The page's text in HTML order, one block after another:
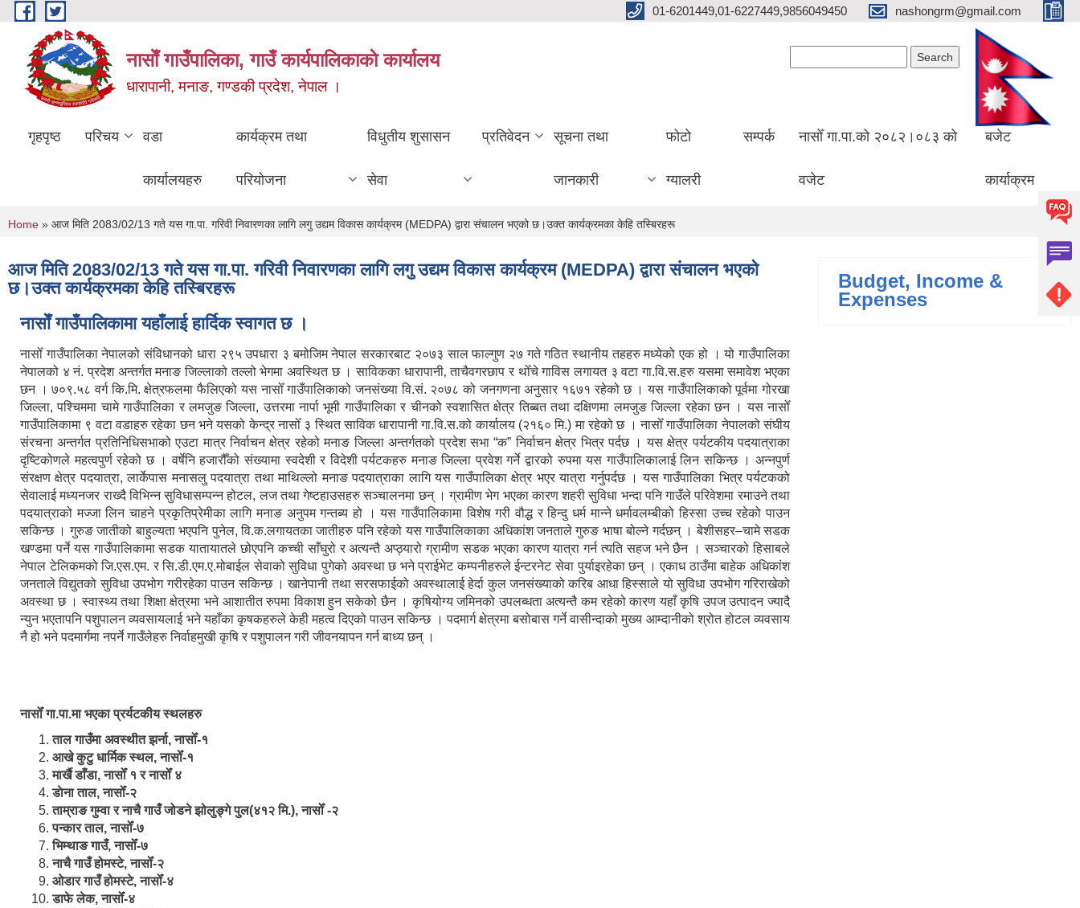
Skip to main content 01-6201449,01-6227449,9856049450 nashongrm@gmail.com
नासाेँ गाउँपालिका, गाउँ कार्यपालिकाकाे कार्यालय
धारापानी, मनाङ, गण्डकी प्रदेश, नेपाल ।
गृहपृष्ठ परिचय वडा
कार्यालयहरु
कार्यक्रम तथा
परियोजना
विधुतीय शुसासन
सेवा
प्रतिवेदन सूचना तथा
जानकारी
फोटो
ग्यालरी
सम्पर्क नासोँ गा.पा.को २०८२।०८३ को
वजेट
बजेट
कार्याक्रम
You are here
Home » आज मिति 2083/02/13 गते यस गा.पा. गरिवी निवारणका लागि लगु उद्यम विकास कार्यक्रम (MEDPA) द्वारा संचालन भएको छ।उक्त कार्यक्रमका केहि तस्बिरहरू
आज मिति 2083/02/13 गते यस गा.पा. गरिवी निवारणका लागि लगु उद्यम विकास कार्यक्रम (MEDPA) द्वारा संचालन भएको
छ।उक्त कार्यक्रमका केहि तस्बिरहरू
नासाेँ गाउँपालिकामा यहाँलाई हार्दिक स्वागत छ ।
नासोँ गाउँपालिका नेपालको संविधानको धारा २९५ उपधारा ३ बमोजिम नेपाल सरकारबाट २०७३ साल फाल्गुण २७ गते गठित स्थानीय तहहरु मध्येको एक हो । यो गाउँपालिका
नेपालको ४ नं. प्रदेश अन्तर्गत मनाङ जिल्लाको तल्लो भेगमा अवस्थित छ । साविकका धारापानी‚ ताचैवगरछाप र थोँचे गाविस लगायत ३ वटा गा.वि.स.हरु यसमा समावेश भएका
छन । ७०९.५८ वर्ग कि.मि. क्षेत्रफलमा फैलिएको यस नासोँ गाउँपालिकाको जनसंख्या वि.सं. २०७८ को जनगणना अनुसार १६७१ रहेको छ । यस गाउँपालिकाको पूर्वमा गोरखा
जिल्ला, पश्चिममा चामे गाउँपालिका र लमजुङ जिल्ला, उत्तरमा नार्पा भूमी गाउँपालिका र चीनको स्वशासित क्षेत्र तिब्बत तथा दक्षिणमा लमजुङ जिल्ला रहेका छन । यस नासोँ
गाउँपालिकामा ९ वटा वडाहरु रहेका छन भने यसको केन्द्र नासोँ ३ स्थित साविक धारापानी गा.वि.स.को कार्यालय (२१६० मि.) मा रहेको छ । नासोँ गाउँपालिका नेपालको संघीय
संरचना अन्तर्गत प्रतिनिधिसभाको एउटा मात्र निर्वाचन क्षेत्र रहेको मनाङ जिल्ला अन्तर्गतको प्रदेश सभा “क” निर्वाचन क्षेत्र भित्र पर्दछ । यस क्षेत्र पर्यटकीय पदयात्राका
दृष्टिकोणले महत्वपुर्ण रहेको छ । वर्षेनि हजारौँको संख्यामा स्वदेशी र विदेशी पर्यटकहरु मनाङ जिल्ला प्रवेश गर्ने द्वारको रुपमा यस गाउँपालिकालाई लिन सकिन्छ । अन्नपुर्ण
संरक्षण क्षेत्र पदयात्रा, लार्केपास मनासलु पदयात्रा तथा माथिल्लो मनाङ पदयात्राका लागि यस गाउँपालिका क्षेत्र भएर यात्रा गर्नुपर्दछ । यस गाउँपालिका भित्र पर्यटकको
सेवालाई मध्यनजर राख्दै विभिन्न सुविधासम्पन्न होटल, लज तथा गेष्टहाउसहरु सञ्चालनमा छन् । ग्रामीण भेग भएका कारण शहरी सुविधा भन्दा पनि गाउँले परिवेशमा रमाउने तथा
पदयात्राको मज्जा लिन चाहने प्रकृतिप्रेमीका लागि मनाङ अनुपम गन्तब्य हो । यस गाउँपालिकामा विशेष गरी वौद्ध र हिन्दु धर्म मान्ने धर्मावलम्बीको हिस्सा उच्च रहेको पाउन
सकिन्छ । गुरुङ जातीको बाहुल्यता भएपनि पुनेल, वि.क.लगायतका जातीहरु पनि रहेको यस गाउँपालिकाका अधिकांश जनताले गुरुङ भाषा बोल्ने गर्दछन् । बेशीसहर–चामे सडक
खण्डमा पर्ने यस गाउँपालिकामा सडक यातायातले छोएपनि कच्ची साँघुरो र अत्यन्तै अप्ठ्यारो ग्रामीण सडक भएका कारण यात्रा गर्न त्यति सहज भने छैन । सञ्चारको हिसाबले
नेपाल टेलिकमको जि.एस.एम. र सि.डी.एम.ए.मोबाईल सेवाको सुविधा पुगेको अवस्था छ भने प्राईभेट कम्पनीहरुले ईन्टरनेट सेवा पुर्याइरहेका छन् । एकाध ठाउँमा बाहेक अधिकांश
जनताले विद्युतको सुविधा उपभोग गरीरहेका पाउन सकिन्छ । खानेपानी तथा सरसफाईको अवस्थालाई हेर्दा कुल जनसंख्याको करिब आधा हिस्साले यो सुविधा उपभोग गरिराखेको
अवस्था छ । स्वास्थ्य तथा शिक्षा क्षेत्रमा भने आशातीत रुपमा विकाश हुन सकेको छैन । कृषियोग्य जमिनको उपलब्धता अत्यन्तै कम रहेको कारण यहाँ कृषि उपज उत्पादन ज्यादै
न्युन भएतापनि पशुपालन व्यवसायलाई भने यहाँका कृषकहरुले केही महत्व दिएको पाउन सकिन्छ । पदमार्ग क्षेत्रमा बसोबास गर्ने वासीन्दाको मुख्य आम्दानीको श्रोत होटल व्यवसाय
नै हो भने पदमार्गमा नपर्ने गाउँलेहरु निर्वाहमुखी कृषि र पशुपालन गरी जीवनयापन गर्न बाध्य छन् ।
नासोँ गा.पा.मा भएका प्रर्यटकीय स्थलहरु
ताल गाउँमा अवस्थीत झर्ना, नासोँ-१
आखे कुटु धार्मिक स्थल, नासोँ-१
मार्खै डाँडा, नासोँ १ र नासोँ ४
डाेना ताल, नासोँ-२
ताम्राङ गुम्वा र नाचै गाउँ जोडने झोलुङ्गे पुल(४१२ मि.), नासोँ -२
पन्कार ताल, नासोँ-७
भिम्थाङ गाउँ, नासोँ-७
नाचै गाउँ होमस्टे, नासोँ-२
ओ‍‍‌डार गाउँ होमस्टे, नासोँ-४
डाफे लेक, नासोँ-४
Budget, Income &
Expenses